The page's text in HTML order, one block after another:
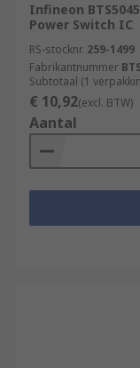
Infineon
Power Switch IC
RS-stocknr. 259-1499
Fabrikantnummer
Subtotaal (1
€ 10,92(excl. BTW)
Aantal